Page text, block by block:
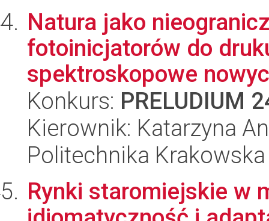
Natura jako
fotoinicjatorów do
spektroskopowe
Konkurs: PRELUDIUM
Kierownik: Katarzyna
Politechnika
Rynki staromiejskie w